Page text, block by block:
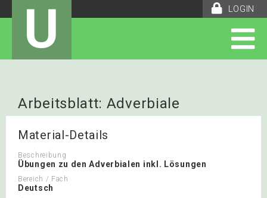
LOGIN
U
Arbeitsblatt: Adverbiale
Material-Details
Beschreibung
Übungen zu den Adverbialen inkl. Lösungen
Bereich / Fach
Deutsch